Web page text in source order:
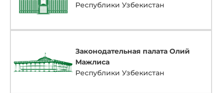
Республики Узбекистан
Законодательная палата Олий
Мажлиса
Республики Узбекистан